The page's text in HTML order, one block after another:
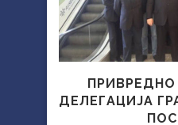
ДЕЛЕГАЦИЈА